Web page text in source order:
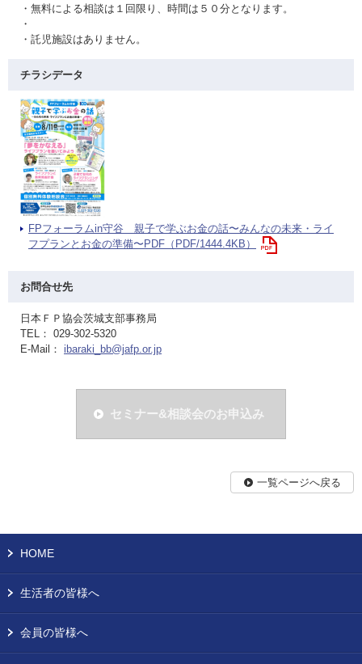
・無料による相談は１回限り、時間は５０分となります。
・
・託児施設はありません。
チラシデータ
FPフォーラムin守谷 親子で学ぶお金の話〜みんなの未来・ライ
フプランとお金の準備〜PDF（PDF/1444.4KB）
お問合せ先
日本ＦＰ協会茨城支部事務局
TEL： 029-302-5320
E-Mail： ibaraki_bb@jafp.or.jp
セミナー&相談会のお申込み
一覧ページへ戻る
HOME
生活者の皆様へ
会員の皆様へ